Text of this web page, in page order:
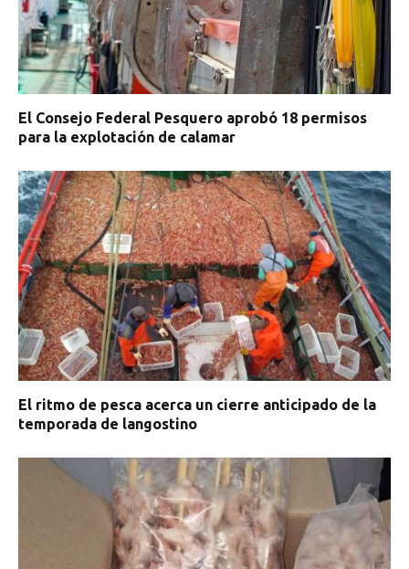
El Consejo Federal Pesquero aprobó 18 permisos
para la explotación de calamar
El ritmo de pesca acerca un cierre anticipado de la
temporada de langostino